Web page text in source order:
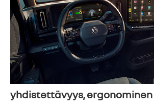
yhdistettävyys,